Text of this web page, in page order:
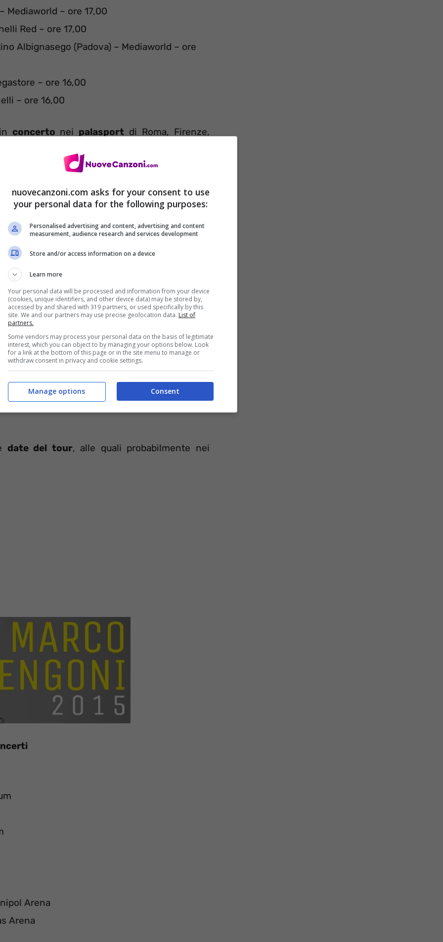
Mediaworld – ore 17,00
Red – ore 17,00
Albignasego (Padova) – Mediaworld – ore
– ore 16,00
– ore 16,00
concerto nei palasport di Roma, Firenze,
e Casalecchio di Reno. Quest’ultima data
in programma al Paladozza di Bologna, ma
è stato dato tramite un’innovativa idea: il
supporters di Mengoni di accedere ad alcuni
tour e la prevendita anticipata deibiglietti,
date del tour, alle quali probabilmente nei
Arena
Arena
nuovecanzoni.com asks for your consent to use
your personal data for the following purposes:
Personalised advertising and content, advertising and content
measurement, audience research and services development
Store and/or access information on a device
Learn more
Your personal data will be processed and information from your device
(cookies, unique identifiers, and other device data) may be stored by,
accessed by and shared with 319 partners, or used specifically by this
site. We and our partners may use precise geolocation data. List of
partners.
Some vendors may process your personal data on the basis of legitimate
interest, which you can object to by managing your options below. Look
for a link at the bottom of this page or in the site menu to manage or
withdraw consent in privacy and cookie settings.
Consent
Manage options